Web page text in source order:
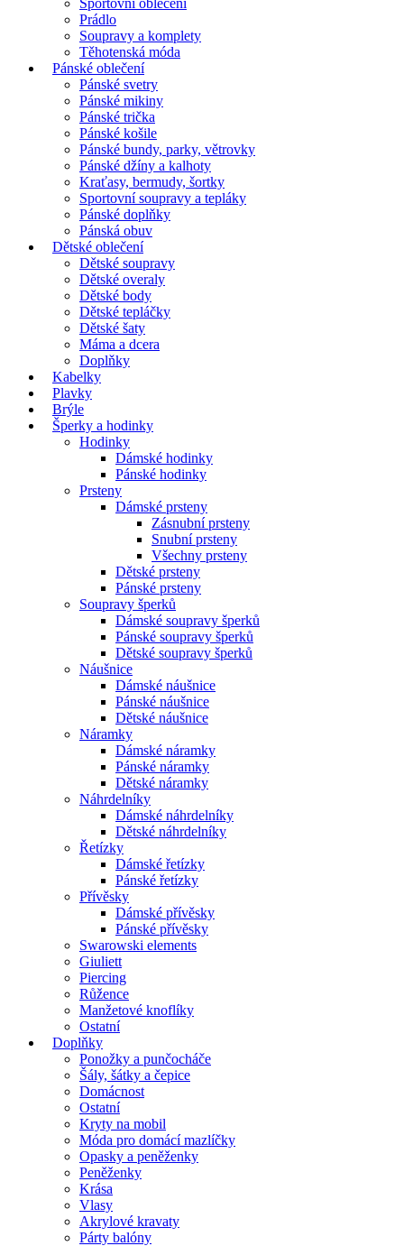
Sportovní oblečení
Prádlo
Soupravy a komplety
Těhotenská móda
Pánské oblečení
Pánské svetry
Pánské mikiny
Pánské trička
Pánské košile
Pánské bundy, parky, větrovky
Pánské džíny a kalhoty
Kraťasy, bermudy, šortky
Sportovní soupravy a tepláky
Pánské doplňky
Pánská obuv
Dětské oblečení
Dětské soupravy
Dětské overaly
Dětské body
Dětské tepláčky
Dětské šaty
Máma a dcera
Doplňky
Kabelky
Plavky
Brýle
Šperky a hodinky
Hodinky
Dámské hodinky
Pánské hodinky
Prsteny
Dámské prsteny
Zásnubní prsteny
Snubní prsteny
Všechny prsteny
Dětské prsteny
Pánské prsteny
Soupravy šperků
Dámské soupravy šperků
Pánské soupravy šperků
Dětské soupravy šperků
Náušnice
Dámské náušnice
Pánské náušnice
Dětské náušnice
Náramky
Dámské náramky
Pánské náramky
Dětské náramky
Náhrdelníky
Dámské náhrdelníky
Dětské náhrdelníky
Řetízky
Dámské řetízky
Pánské řetízky
Přívěsky
Dámské přívěsky
Pánské přívěsky
Swarowski elements
Giuliett
Piercing
Růžence
Manžetové knoflíky
Ostatní
Doplňky
Ponožky a punčocháče
Šály, šátky a čepice
Domácnost
Ostatní
Kryty na mobil
Móda pro domácí mazlíčky
Opasky a peněženky
Peněženky
Krása
Vlasy
Akrylové kravaty
Párty balóny